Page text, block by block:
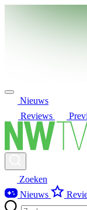
Nieuws
Reviews
Zoeken
Nieuws